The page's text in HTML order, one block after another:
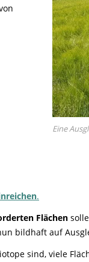
Eine
.
Flächen
bildhaft auf
sind, viele